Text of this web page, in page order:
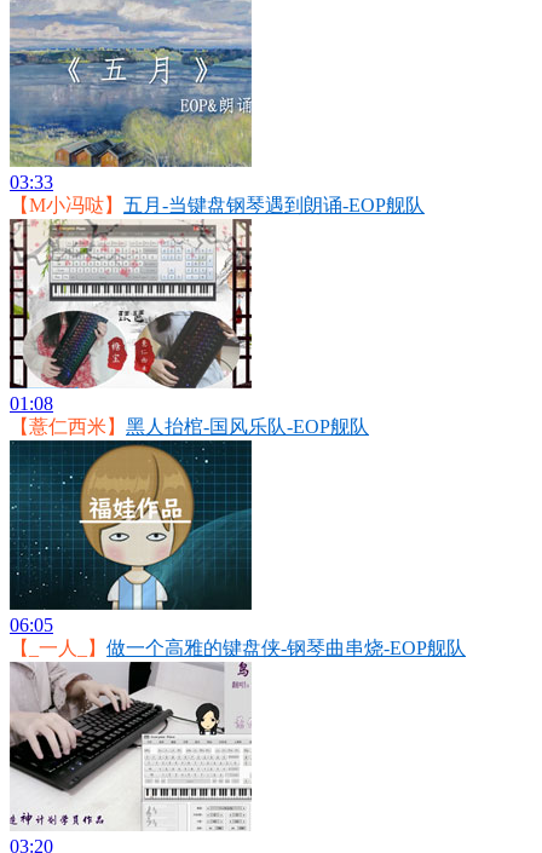
03:33
【M小冯哒】 五月-当键盘钢琴遇到朗诵-EOP舰队
01:08
【薏仁西米】 黑人抬棺-国风乐队-EOP舰队
06:05
【_一人_】 做一个高雅的键盘侠-钢琴曲串烧-EOP舰队
03:20